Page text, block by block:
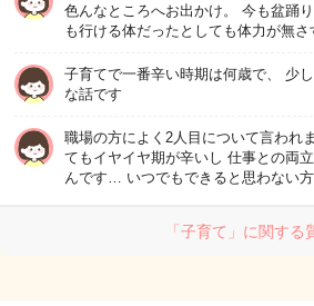
色んなところへお出かけ。 今も盆踊
も行ける体だったとしても体力が無
子育てで一番辛い時期は何歳で、 少
な話です
職場の方によく2人目について言われ
てもイヤイヤ期が辛いし 仕事との両
んです… いつでもできると思わない
「子育て」に関する